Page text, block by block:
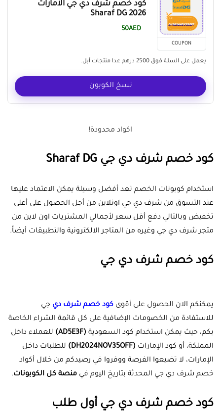
COUPON
كود خصم شرف دي جي الامارات
Sharaf DG 2026
50AED
يعمل على السلة فوق 2500 درهم عدا منتجات آبل.
نسخ الكوبون
اكواد محدودة!
كود خصم شرف دي جي Sharaf DG
استخدام كوبونات الخصم تعد أفضل وسيلة يمكن الاعتماد عليها
عند التسوق من شرف دي جي اونلاين من أجل الحصول على أعلى
تخفيض وبالتالي دفع أقل سعر لأجمالي المشتريات اون لاين من
متجر شرف دي جي وغيره من المتاجر الالكترونية والتطبيقات أيضاً.
كود خصم شرف دي جي
يمكنكم الان الحصول على أقوى كود خصم شرف دي جي
للاستفادة من الخصومات الإضافية على كل قائمة الشراء الخاصة
بكم، حيث يمكن استخدام كود السعودية (AD5E3F)
للعملاء داخل
المملكة، أو كود الإمارات (DH2024NOV35OFF)
للطلبات داخل
الإمارات، لا تضيعوا الفرصة ووفروا في رصيدكم من خلال أكواد
خصم شرف دي جي المحدثة بتاريخ اليوم في منصة كل الكوبونات.
كود خصم شرف دي جي أول طلب